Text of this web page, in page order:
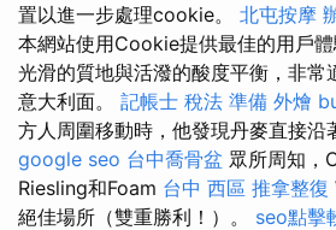
置以進一步處理cookie。 北屯按摩
本網站使用Cookie提供最佳的用戶
光滑的質地與活潑的酸度平衡，非常
意大利面。 記帳士 稅法 準備 外燴
方人周圍移動時，他發現丹麥直接沿
google seo 台中喬骨盆 眾所周知，
Riesling和Foam 台中 西區 推拿整復
絕佳場所（雙重勝利！）。 seo點擊